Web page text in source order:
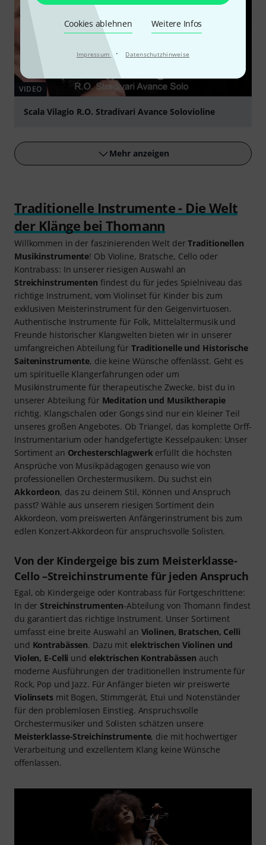
Cookies ablehnen Weitere Infos
Impressum · Datenschutzhinweise
VIDEO
Scala Vilagio R.O. Stradivari Avance Solovioline
Mehr anzeigen
Traditionelle Instrumente - Die Welt
der Klänge bei Thomann
Willkommen in der faszinierenden Welt derTraditionellen
Musikinstrumente! Ob Violine, Bratsche, Cello oder
Kontrabass: In unserer riesigen Auswahl an
Streichinstrumenten findest du für jedes Spielniveau das
richtige Instrument, vom Violinset für Kinder bis zum
exklusiven Meisterinstrument für den Geigenvirtuosen.
Authentische Instrumente für Folk, Mittelaltermusik und
Freunde historischer Klangwelten bieten wir in unserer
umfangreichen Abteilung für Traditionelle und Historische
Saiteninstrumente, die keine Wünsche oﬀenlässt. Geht es
um spirituelle Klangerfahrungen oder um
Musikinstrumente für therapeutische Zwecke, bist du in
unserer Abteilung für Meditation und Musiktherapie
richtig. Klangschalen oder Gongs sind nur ein kleiner Teil
unseres großen Angebotes. Ob Triangel, das komplette Orﬀ-
Instrumentarium oder handgefertigte Kesselpauken: Unser
Sortiment an Orchesterschlagwerk erfüllt die höchsten
Ansprüche von Musikpädagogen genauso wie von
professionellen Orchestermusikern. Du suchst ein
Akkordeon, das zu deinem Stil, Können und Anspruch
passt? Wähle aus unserem riesigen Sortiment dein
Akkordeon, vom preiswerten Anfängerinstrument bis zum
edlen Konzert-Akkordeon für anspruchsvolle Solisten.
Von der Kindergeige bis zum Meisterklasse-
Cello –Streichinstrumente für jeden Anspruch
Egal, ob Kindergeige oder Kontrabass für Fortgeschrittene:
In derStreichinstrumenten-Abteilung von Thomann findest
du garantiert das richtige Instrument. Unser Sortiment
umfasst eine breite Auswahl an Violinen, Bratschen, Celli
und Kontrabässen. Dazu mit elektrischen Violinen und
Violen, E-Celli und elektrischen Kontrabässen auch
moderne Ausführungen der traditionellen Instrumente für
Rock, Pop und Jazz. Für Anfänger bieten wir preiswerte
Violinsetsmit Bogen, Stimmgerät, Etui und Notenständer
für den problemlosen Einstieg. Anspruchsvolle
Orchestermusiker und Solisten schätzen unsere
Meisterklasse-Streichinstrumente, die mit hochwertiger
Verarbeitung und exzellentem Klang keine Wünsche
oﬀenlassen.